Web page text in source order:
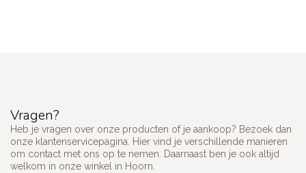
Vragen?
Heb je vragen over onze producten of je aankoop? Bezoek dan
onze klantenservicepagina. Hier vind je verschillende manieren
om contact met ons op te nemen. Daarnaast ben je ook altijd
welkom in onze winkel in Hoorn.